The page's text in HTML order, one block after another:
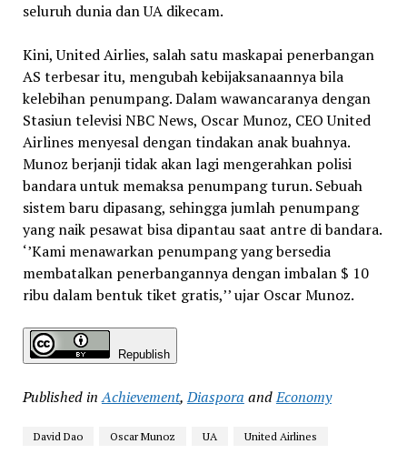
seluruh dunia dan UA dikecam.
Kini, United Airlies, salah satu maskapai penerbangan
AS terbesar itu, mengubah kebijaksanaannya bila
kelebihan penumpang. Dalam wawancaranya dengan
Stasiun televisi NBC News, Oscar Munoz, CEO United
Airlines menyesal dengan tindakan anak buahnya.
Munoz berjanji tidak akan lagi mengerahkan polisi
bandara untuk memaksa penumpang turun. Sebuah
sistem baru dipasang, sehingga jumlah penumpang
yang naik pesawat bisa dipantau saat antre di bandara.
‘’Kami menawarkan penumpang yang bersedia
membatalkan penerbangannya dengan imbalan $ 10
ribu dalam bentuk tiket gratis,’’ ujar Oscar Munoz.
Republish
Published in Achievement,Diaspora andEconomy
David Dao Oscar Munoz UA United Airlines